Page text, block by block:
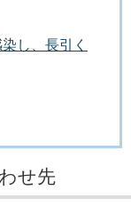
し、長引く
せ先